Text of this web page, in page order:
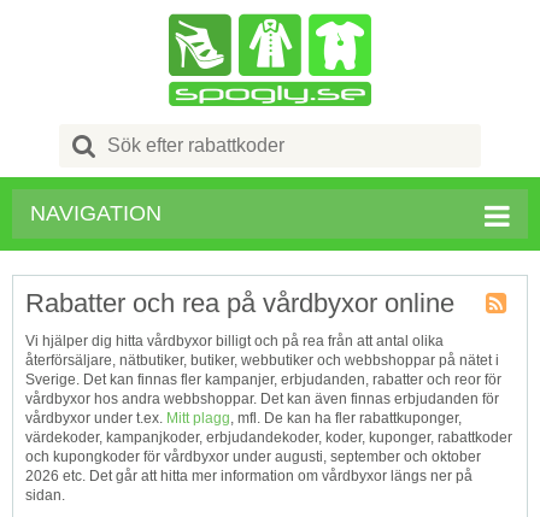
Search
for:
NAVIGATION
Tagg
RSS
Rabatter och rea på vårdbyxor online
Vi hjälper dig hitta vårdbyxor billigt och på rea från att antal olika
återförsäljare, nätbutiker, butiker, webbutiker och webbshoppar på nätet i
Sverige. Det kan finnas fler kampanjer, erbjudanden, rabatter och reor för
vårdbyxor hos andra webbshoppar. Det kan även finnas erbjudanden för
vårdbyxor under t.ex. Mitt plagg, mfl. De kan ha fler rabattkuponger,
värdekoder, kampanjkoder, erbjudandekoder, koder, kuponger, rabattkoder
och kupongkoder för vårdbyxor under augusti, september och oktober
2026 etc. Det går att hitta mer information om vårdbyxor längs ner på
sidan.